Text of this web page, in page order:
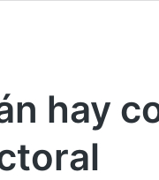
hay